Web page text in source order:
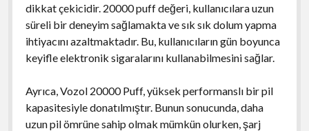
dikkat çekicidir. 20000 puff değeri, kullanıcılara uzun
süreli bir deneyim sağlamakta ve sık sık dolum yapma
ihtiyacını azaltmaktadır. Bu, kullanıcıların gün boyunca
keyifle elektronik sigaralarını kullanabilmesini sağlar.
Ayrıca, Vozol 20000 Puff, yüksek performanslı bir pil
kapasitesiyle donatılmıştır. Bunun sonucunda, daha
uzun pil ömrüne sahip olmak mümkün olurken, şarj